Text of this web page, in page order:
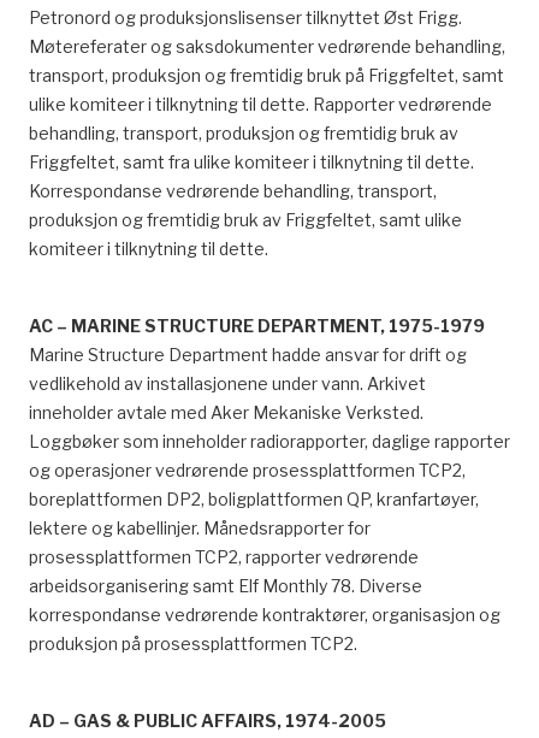
Petronord og produksjonslisenser tilknyttet Øst Frigg.
Møtereferater og saksdokumenter vedrørende behandling,
transport, produksjon og fremtidig bruk på Friggfeltet, samt
ulike komiteer i tilknytning til dette. Rapporter vedrørende
behandling, transport, produksjon og fremtidig bruk av
Friggfeltet, samt fra ulike komiteer i tilknytning til dette.
Korrespondanse vedrørende behandling, transport,
produksjon og fremtidig bruk av Friggfeltet, samt ulike
komiteer i tilknytning til dette.
AC – MARINE STRUCTURE DEPARTMENT, 1975-1979
Marine Structure Department hadde ansvar for drift og
vedlikehold av installasjonene under vann. Arkivet
inneholder avtale med Aker Mekaniske Verksted.
Loggbøker som inneholder radiorapporter, daglige rapporter
og operasjoner vedrørende prosessplattformen TCP2,
boreplattformen DP2, boligplattformen QP, kranfartøyer,
lektere og kabellinjer. Månedsrapporter for
prosessplattformen TCP2, rapporter vedrørende
arbeidsorganisering samt Elf Monthly 78. Diverse
korrespondanse vedrørende kontraktører, organisasjon og
produksjon på prosessplattformen TCP2.
AD – GAS & PUBLIC AFFAIRS, 1974-2005